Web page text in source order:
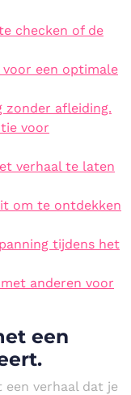
checken of de
een optimale
zonder afleiding.
voor
verhaal te laten
om te ontdekken
tijdens het
anderen voor
een
verhaal dat je